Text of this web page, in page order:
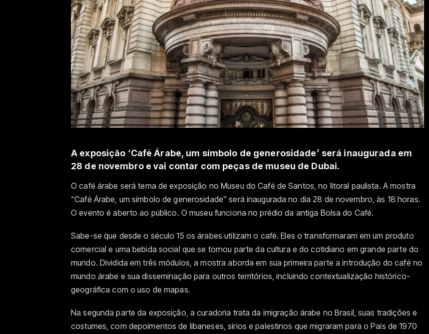
A exposição ‘Café Árabe, um símbolo de generosidade’ será inaugurada em
28 de novembro e vai contar com peças de museu de Dubai.
O café árabe será tema de exposição no Museu do Café de Santos, no litoral paulista. A mostra
“Café Árabe, um símbolo de generosidade” será inaugurada no dia 28 de novembro, às 18 horas.
O evento é aberto ao público. O museu funciona no prédio da antiga Bolsa do Café.
Sabe-se que desde o século 15 os árabes utilizam o café. Eles o transformaram em um produto
comercial e uma bebida social que se tornou parte da cultura e do cotidiano em grande parte do
mundo. Dividida em três módulos, a mostra aborda em sua primeira parte a introdução do café no
mundo árabe e sua disseminação para outros territórios, incluindo contextualização histórico-
geográfica com o uso de mapas.
Na segunda parte da exposição, a curadoria trata da imigração árabe no Brasil, suas tradições e
costumes, com depoimentos de libaneses, sírios e palestinos que migraram para o País de 1970